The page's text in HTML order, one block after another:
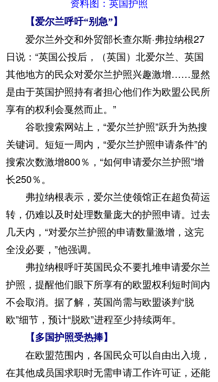
资料图：英国护照
【爱尔兰呼吁“别急”】
爱尔兰外交和外贸部长查尔斯·弗拉纳根27
日说：“英国公投后，（英国）北爱尔兰、英国
其他地方的民众对爱尔兰护照兴趣激增……显然
是由于英国护照持有者担心他们作为欧盟公民所
享有的权利会戛然而止。”
谷歌搜索网站上，“爱尔兰护照”跃升为热搜
关键词。短短一周内，“爱尔兰护照申请条件”的
搜索次数激增800％，“如何申请爱尔兰护照”增
长250％。
弗拉纳根表示，爱尔兰使领馆正在超负荷运
转，仍难以及时处理数量庞大的护照申请。过去
几天内，“对爱尔兰护照的申请数量激增，这完
全没必要，”他强调。
弗拉纳根呼吁英国民众不要扎堆申请爱尔兰
护照，提醒他们眼下所享有的欧盟权利短时间内
不会取消。据了解，英国尚需与欧盟谈判“脱
欧”细节，预计“脱欧”进程至少持续两年。
【多国护照受热捧】
在欧盟范围内，各国民众可以自由出入境，
在其他成员国求职时无需申请工作许可证，还能